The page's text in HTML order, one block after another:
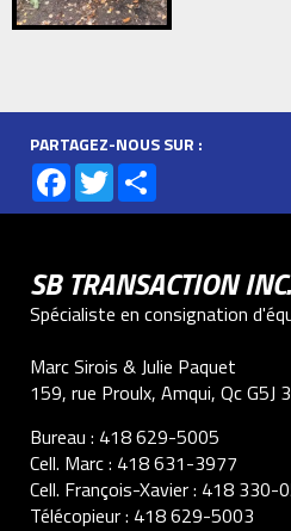
PARTAGEZ-NOUS SUR :
Facebook
Twitter
SB TRANSACTION INC.
Spécialiste en consignation
Marc Sirois & Julie Paquet
159, rue Proulx, Amqui, Qc G5J
Bureau : 418 629-5005
Cell. Marc : 418 631-3977
Cell. François-Xavier : 418 330-
Télécopieur : 418 629-5003